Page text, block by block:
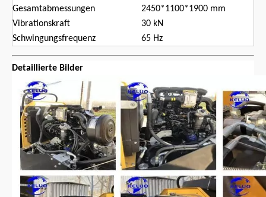
Gesamtabmessungen
2450*1100*1900 mm
Vibrationskraft
30 kN
Schwingungsfrequenz
65 Hz
Detaillierte Bilder